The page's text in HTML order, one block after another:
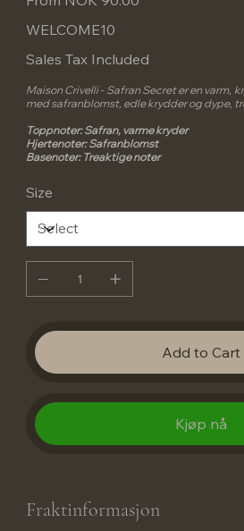
WELCOME10
Sales Tax Included
Maison Crivelli - Safran Secret er en varm,
med safranblomst, edle krydder og dype,
Toppnoter: Safran, varme kryder
Hjertenoter: Safranblomst
Basenoter: Treaktige noter
Size
Add to Cart
Kjøp nå
Fraktinformasjon